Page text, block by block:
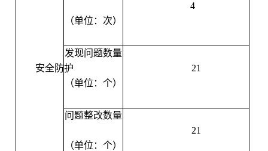
4
（单位：次）
安全防护
发现问题数量
21
（单位：个）
问题整改数量
21
（单位：个）